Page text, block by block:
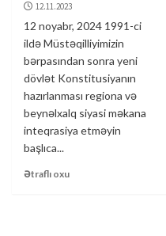
12.11.2023
12 noyabr, 2024 1991-ci
ildə Müstəqilliyimizin
bərpasından sonra yeni
dövlət Konstitusiyanın
hazırlanması regiona və
beynəlxalq siyasi məkana
inteqrasiya etməyin
başlıca...
Ətraflı oxu